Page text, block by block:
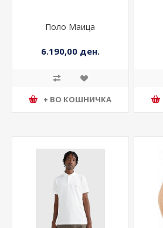
Поло Маица
6.190,00 ден.
+ ВО КОШНИЧКА